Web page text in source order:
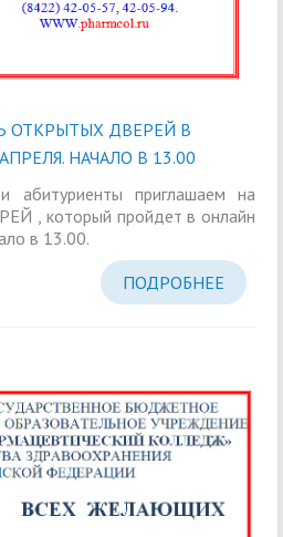
ОТКРЫТЫХ ДВЕРЕЙ В
НАЧАЛО В 13.00
абитуриенты приглашаем на
, который пройдет в онлайн
в 13.00.
ПОДРОБНЕЕ